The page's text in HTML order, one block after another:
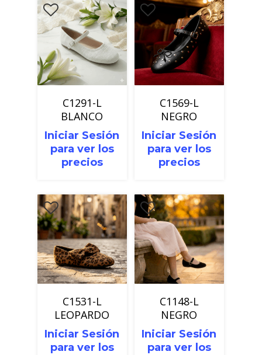
C1291-L
BLANCO
Iniciar Sesión
para ver los
precios
C1569-L
NEGRO
Iniciar Sesión
para ver los
precios
C1531-L
LEOPARDO
Iniciar Sesión
para ver los
C1148-L
NEGRO
Iniciar Sesión
para ver los